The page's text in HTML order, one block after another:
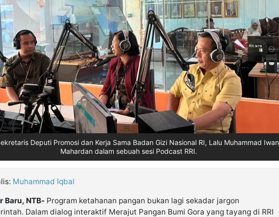
Deputi Promosi dan Kerja Sama Badan Gizi Nasional RI, Lalu Muhammad Iwan
Mahardan dalam sebuah sesi Podcast RRI.
Muhammad Iqbal
Baru, NTB- Program ketahanan pangan bukan lagi sekadar jargon
Dalam dialog interaktif Merajut Pangan Bumi Gora yang tayang di RRI